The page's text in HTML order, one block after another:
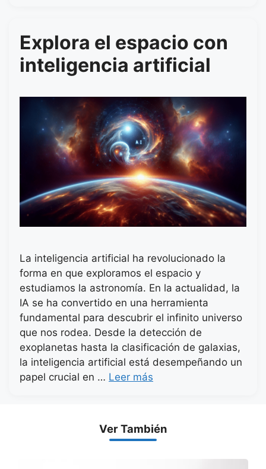
Explora el espacio con
inteligencia artificial
La inteligencia artificial ha revolucionado la
forma en que exploramos el espacio y
estudiamos la astronomía. En la actualidad, la
IA se ha convertido en una herramienta
fundamental para descubrir el infinito universo
que nos rodea. Desde la detección de
exoplanetas hasta la clasificación de galaxias,
la inteligencia artificial está desempeñando un
papel crucial en … Leer más
Ver También